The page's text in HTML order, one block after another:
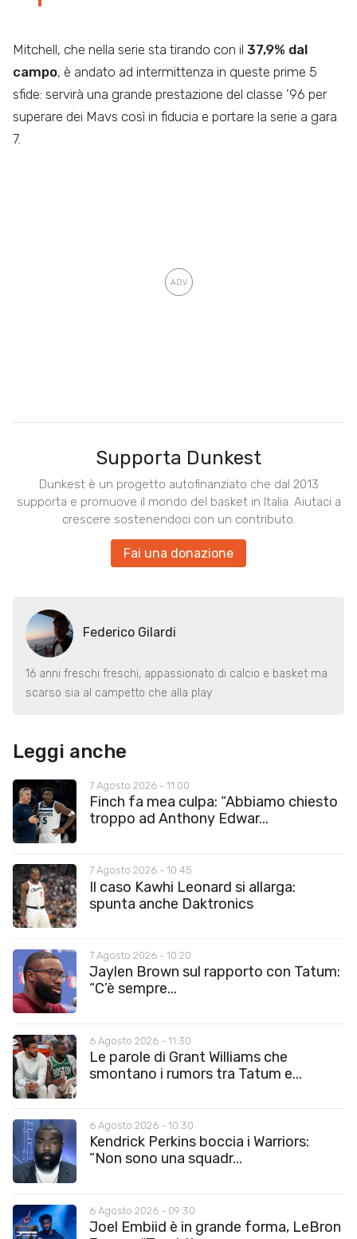
Mitchell, che nella serie sta tirando con il 37,9% dal
campo, è andato ad intermittenza in queste prime 5
sfide: servirà una grande prestazione del classe ’96 per
superare dei Mavs così in fiducia e portare la serie a gara
7.
Supporta Dunkest
Dunkest è un progetto autofinanziato che dal 2013
supporta e promuove il mondo del basket in Italia. Aiutaci a
crescere sostenendoci con un contributo.
Fai una donazione
Federico Gilardi
16 anni freschi freschi, appassionato di calcio e basket ma
scarso sia al campetto che alla play
Leggi anche
7 Agosto 2026 - 11:00
Finch fa mea culpa: “Abbiamo chiesto
troppo ad Anthony Edwar...
7 Agosto 2026 - 10:45
Il caso Kawhi Leonard si allarga:
spunta anche Daktronics
7 Agosto 2026 - 10:20
Jaylen Brown sul rapporto con Tatum:
“C’è sempre...
6 Agosto 2026 - 11:30
Le parole di Grant Williams che
smontano i rumors tra Tatum e...
6 Agosto 2026 - 10:30
Kendrick Perkins boccia i Warriors:
“Non sono una squadr...
6 Agosto 2026 - 09:30
Joel Embiid è in grande forma, LeBron